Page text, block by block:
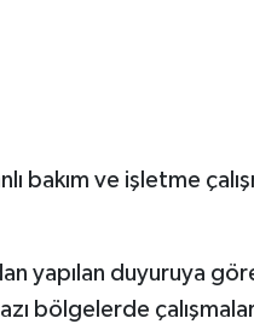
bakım ve işletme
yapılan duyuruya
bölgelerde